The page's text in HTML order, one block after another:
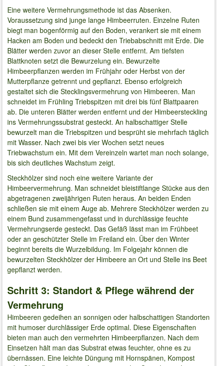
Eine weitere Vermehrungsmethode ist das Absenken.
Voraussetzung sind junge lange Himbeerruten. Einzelne Ruten
biegt man bogenförmig auf den Boden, verankert sie mit einem
Hacken am Boden und bedeckt den Triebabschnitt mit Erde. Die
Blätter werden zuvor an dieser Stelle entfernt. Am tiefsten
Blattknoten setzt die Bewurzelung ein. Bewurzelte
Himbeerpflanzen werden im Frühjahr oder Herbst von der
Mutterpflanze getrennt und gepflanzt. Ebenso erfolgreich
gestaltet sich die Stecklingsvermehrung von Himbeeren. Man
schneidet im Frühling Triebspitzen mit drei bis fünf Blattpaaren
ab. Die unteren Blätter werden entfernt und der Himbeersteckling
ins Vermehrungssubstrat gesteckt. An halbschattiger Stelle
bewurzelt man die Triebspitzen und besprüht sie mehrfach täglich
mit Wasser. Nach zwei bis vier Wochen setzt neues
Triebwachstum ein. Mit dem Vereinzeln wartet man noch solange,
bis sich deutliches Wachstum zeigt.
Steckhölzer sind noch eine weitere Variante der
Himbeervermehrung. Man schneidet bleistiftlange Stücke aus den
abgetragenen zweijährigen Ruten heraus. An beiden Enden
schließen sie mit einem Auge ab. Mehrere Steckhölzer werden zu
einem Bund zusammengefasst und in durchlässige feuchte
Vermehrungserde gesteckt. Das Gefäß lässt man im Frühbeet
oder an geschützter Stelle im Freiland ein. Über den Winter
beginnt bereits die Wurzelbildung. Im Folgejahr können die
bewurzelten Steckhölzer der Himbeere an Ort und Stelle ins Beet
gepflanzt werden.
Schritt 3: Standort & Pflege während der
Vermehrung
Himbeeren gedeihen an sonnigen oder halbschattigen Standorten
mit humoser durchlässiger Erde optimal. Diese Eigenschaften
bieten man auch den vermehrten Himbeerpflanzen. Nach dem
Einsetzen hält man das Substrat etwas feuchter, ohne es zu
übernässen. Eine leichte Düngung mit Hornspänen, Kompost